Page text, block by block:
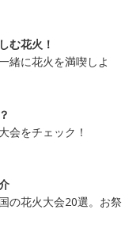
む花火！
緒に花火を満喫しよ
会をチェック！
の花火大会20選。お祭